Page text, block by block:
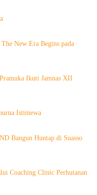
New Era Begins pada
Ikuti Jamnas XII
Istimewa
Bangun Huntap di Suasso
Coaching Clinic Perhutanan